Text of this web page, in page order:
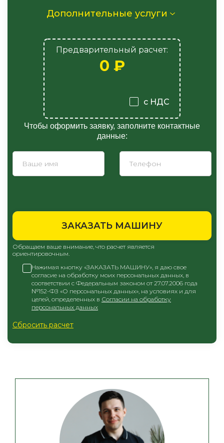
Дополнительные услуги
Чтобы оформить заявку, заполните контактные
данные:
Предварительный расчет:
0 ₽
с НДС
ЗАКАЗАТЬ МАШИНУ
Обращаем ваше внимание, что расчет является
ориентировочным.
Нажимая кнопку «ЗАКАЗАТЬ МАШИНУ», я даю свое
согласие на обработку моих персональных данных, в
соответствии с Федеральным законом от 27.07.2006 года
№152-ФЗ «О персональных данных», на условиях и для
целей, определенных в Согласии на обработку
персональных данных
Сбросить расчет